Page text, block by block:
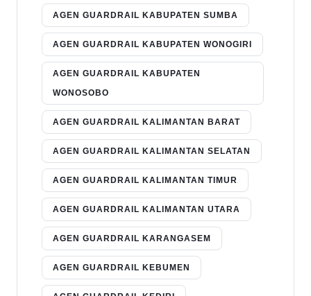
AGEN GUARDRAIL KABUPATEN SUMBA
AGEN GUARDRAIL KABUPATEN WONOGIRI
AGEN GUARDRAIL KABUPATEN
WONOSOBO
AGEN GUARDRAIL KALIMANTAN BARAT
AGEN GUARDRAIL KALIMANTAN SELATAN
AGEN GUARDRAIL KALIMANTAN TIMUR
AGEN GUARDRAIL KALIMANTAN UTARA
AGEN GUARDRAIL KARANGASEM
AGEN GUARDRAIL KEBUMEN